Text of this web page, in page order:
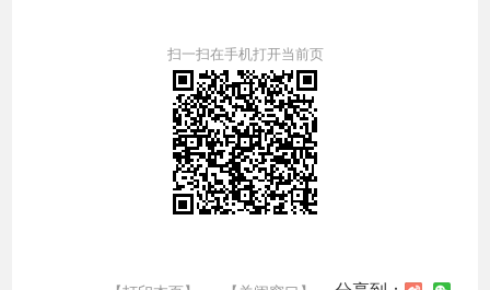
扫一扫在手机打开当前页